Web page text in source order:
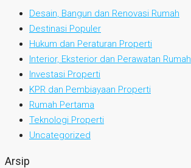
Desain, Bangun dan Renovasi Rumah
Destinasi Populer
Hukum dan Peraturan Properti
Interior, Eksterior dan Perawatan Rumah
Investasi Properti
KPR dan Pembiayaan Properti
Rumah Pertama
Teknologi Properti
Uncategorized
Arsip